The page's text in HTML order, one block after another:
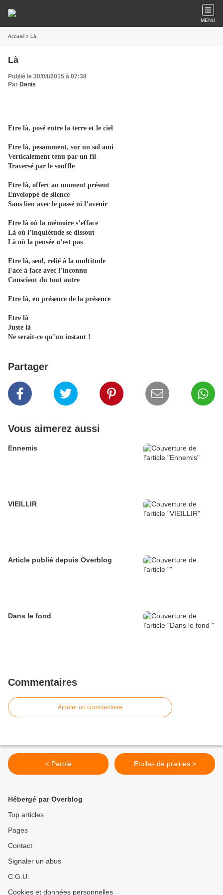
MENU
Accueil » Là
Là
Publié le 30/04/2015 à 07:38
Par Denis
Etre là, posé entre la terre et le ciel
Etre là, pesamment, sur un sol ami
Verticalement tenu par un fil
Traversé par le souffle
Etre là, offert au moment présent
Enveloppé de silence
Sans lien avec le passé ni l’avenir
Etre là où la mémoire s’efface
Là où l’inquiétude se dissout
Là où la pensée n’est pas
Etre là, seul, relié à la multitude
Face à face avec l’inconnu
Conscient du tout autre
Etre là, en présence de la présence
Etre là
Juste là
Ne serait-ce qu’un instant !
Partager
Vous aimerez aussi
Ennemis
VIEILLIR
Article publié depuis Overblog
Dans le fond
Commentaires
Ajouter un commentaire
< Parole Etoiles de prairies >
Hébergé par Overblog
Top articles
Pages
Contact
Signaler un abus
C.G.U.
Cookies et données personnelles